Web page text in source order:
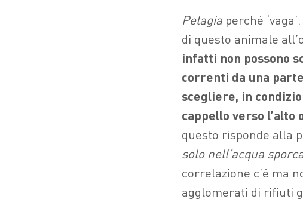
Pelagia perché
di questo animale
infatti non possono
correnti da una
scegliere, in
cappello verso l’alto
questo risponde alla
solo nell’acqua
correlazione c’é ma
agglomerati di rifiuti